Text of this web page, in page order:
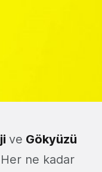
ve Gökyüzü
ne kadar